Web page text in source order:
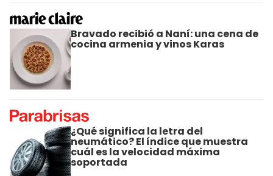
Bravado recibió a Naní: una cena de
cocina armenia y vinos Karas
¿Qué significa la letra del
neumático? El índice que muestra
cuál es la velocidad máxima
soportada